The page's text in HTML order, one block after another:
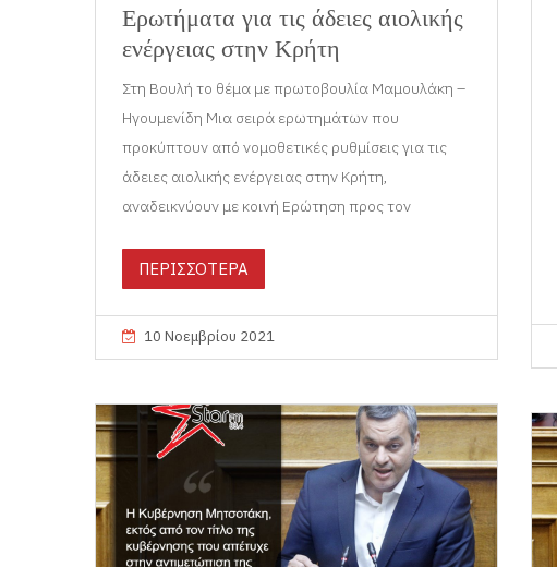
Ερωτήματα για τις άδειες αιολικής
ενέργειας στην Κρήτη
Στη Βουλή το θέμα με πρωτοβουλία Μαμουλάκη –
Ηγουμενίδη Μια σειρά ερωτημάτων που
προκύπτουν από νομοθετικές ρυθμίσεις για τις
άδειες αιολικής ενέργειας στην Κρήτη,
αναδεικνύουν με κοινή Ερώτηση προς τον
ΠΕΡΙΣΣΟΤΕΡΑ
10 Νοεμβρίου 2021